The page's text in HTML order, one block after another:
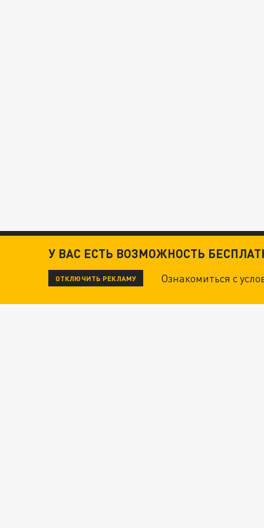
У ВАС ЕСТЬ ВОЗМОЖНОСТЬ
ОТКЛЮЧИТЬ РЕКЛАМУ Ознакомиться с